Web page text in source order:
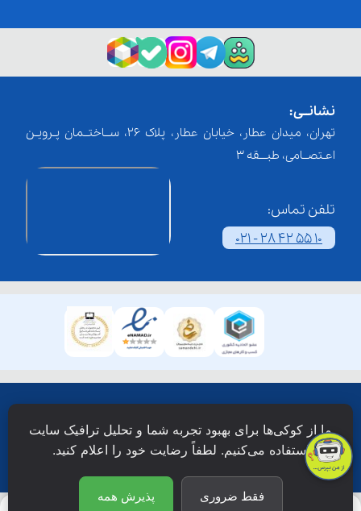
نشانــی:
تهران، میدان عطار، خیابان عطار، پلاک 26، ســاختــمان پـرویـن
اعـتصــامی، طبـــقه 3
تلفن تماس:
021 - 28 42 55 10
دانش نویان محفوظ است.
ما از کوکی‌ها برای بهبود تجربه شما و تحلیل ترافیک سایت
استفاده می‌کنیم. لطفاً رضایت خود را اعلام کنید.
فقط ضروری پذیرش همه